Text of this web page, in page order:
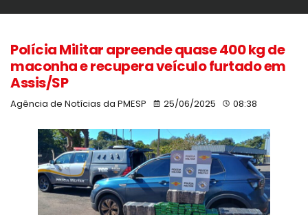
Polícia Militar apreende quase 400 kg de
maconha e recupera veículo furtado em
Assis/SP
Agência de Notícias da PMESP 25/06/2025 08:38